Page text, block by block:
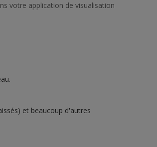
votre application de visualisation
et beaucoup d'autres